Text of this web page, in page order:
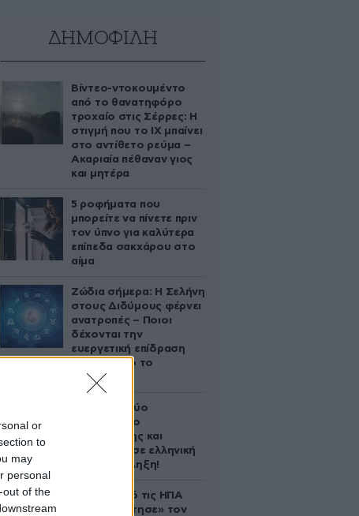
or
to
may
personal
out of the
ΔΗΜΟΦΙΛΗ
Βίντεο-ντοκουμέντο
από το θανατηφόρο
τροχαίο στις Σέρρες: Η
στιγμή που το ΙΧ μπαίνει
στο αντίθετο ρεύμα –
Ακαριαία πέθαναν γιος
και μητέρα
5 ροφήματα που
μπορείτε να πίνετε πριν
τον ύπνο για καλύτερα
επίπεδα σακχάρου στο
αίμα
Ζώδια σήμερα: Η Σελήνη
στους Διδύμους φέρνει
ανατροπές – Ποιοι
δέχονται την
ευεργετική επίδραση
του Δία από το
απόγευμα;
Ακυρώνει δύο
συμβόλαια ο
Λαρεντζάκης και
υπογράφει σε ελληνική
ομάδα-έκπληξη!
Ζευγάρι από τις ΗΠΑ
που «υιοθέτησε» τον